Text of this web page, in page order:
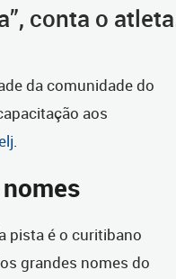
conta o
da comunidade do
aos
.
pista é o curitibano
grandes nomes do